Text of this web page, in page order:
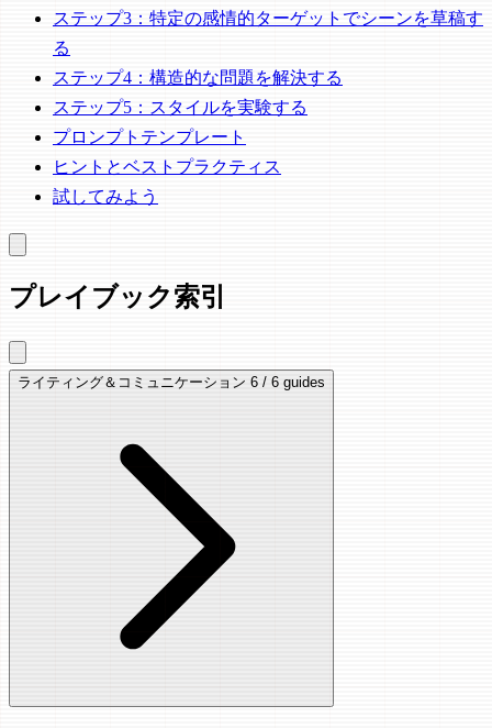
ステップ3：特定の感情的ターゲットでシーンを草稿す
る
ステップ4：構造的な問題を解決する
ステップ5：スタイルを実験する
プロンプトテンプレート
ヒントとベストプラクティス
試してみよう
プレイブック索引
ライティング＆コミュニケーション 6 / 6 guides